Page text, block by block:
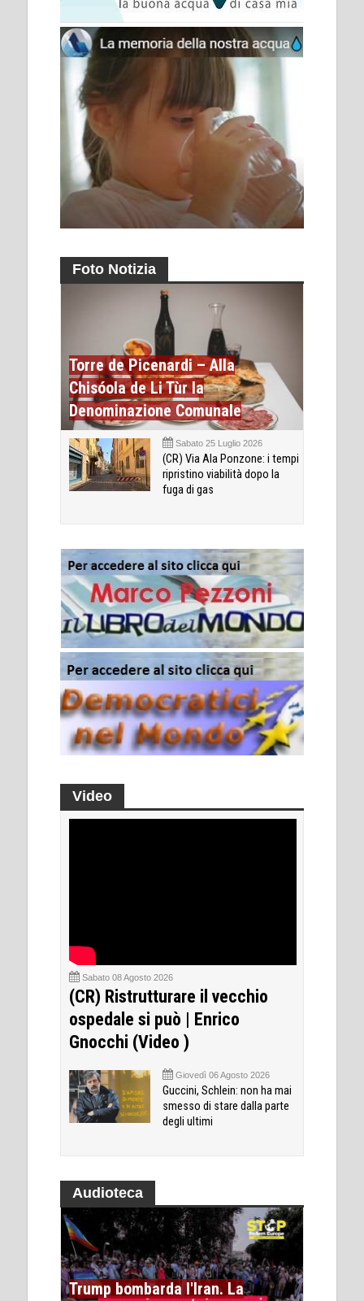
Foto Notizia
Torre de Picenardi – Alla
Chisóola de Li Tùr la
Denominazione Comunale
Sabato 25 Luglio 2026
(CR) Via Ala Ponzone: i tempi
ripristino viabilità dopo la
fuga di gas
Video
Sabato 08 Agosto 2026
(CR) Ristrutturare il vecchio
ospedale si può | Enrico
Gnocchi (Video )
Giovedì 06 Agosto 2026
Guccini, Schlein: non ha mai
smesso di stare dalla parte
degli ultimi
Audioteca
Trump bombarda l'Iran. La